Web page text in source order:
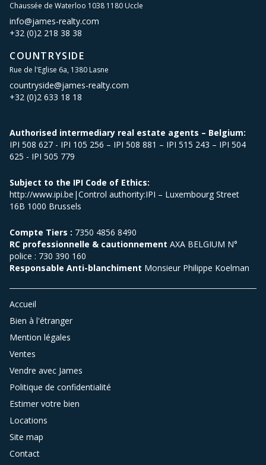
Chaussée de Waterloo 1038 1180 Uccle
info@james-realty.com
+32 (0)2 218 38 38
COUNTRYSIDE
Rue de l'Eglise 6a, 1380 Lasne
countryside@james-realty.com
+32 (0)2 633 18 18
Authorised intermediary real estate agents – Belgium:
IPI 508 627 - IPI 105 256 – IPI 508 881 – IPI 515 243 – IPI 504
625 - IPI 505 779
Subject to the IPI Code of Ethics:
http://www.ipi.be|Control authority:IPI – Luxembourg Street
16B 1000 Brussels
Compte Tiers : 7350 4856 8490
RC professionnelle & cautionnement AXA BELGIUM N°
police : 730 390 160
Responsable Anti-blanchiment Monsieur Philippe Koelman
Accueil
Bien à l'étranger
Mention légales
Ventes
Vendre avec James
Politique de confidentialité
Estimer votre bien
Locations
Site map
Contact